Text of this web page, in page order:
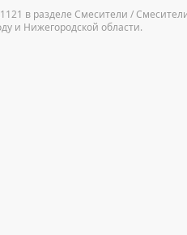
в разделе Смесители /
и Нижегородской области.